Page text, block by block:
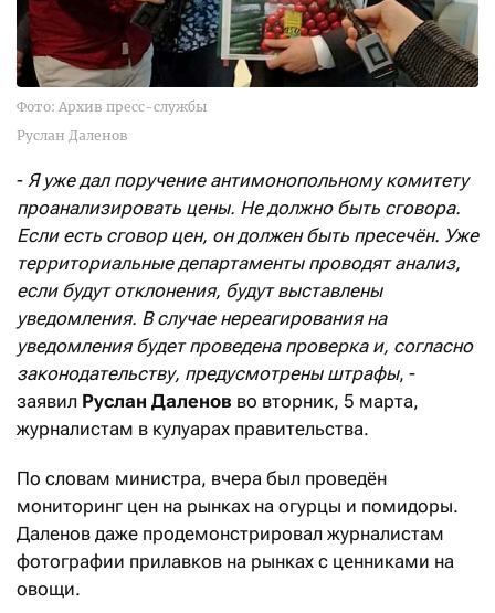
Фото: Архив пресс-службы
Руслан Даленов
- Я уже дал поручение антимонопольному комитету
проанализировать цены. Не должно быть сговора.
Если есть сговор цен, он должен быть пресечён. Уже
территориальные департаменты проводят анализ,
если будут отклонения, будут выставлены
уведомления. В случае нереагирования на
уведомления будет проведена проверка и, согласно
законодательству, предусмотрены штрафы, -
заявил Руслан Даленов во вторник, 5 марта,
журналистам в кулуарах правительства.
По словам министра, вчера был проведён
мониторинг цен на рынках на огурцы и помидоры.
Даленов даже продемонстрировал журналистам
фотографии прилавков на рынках с ценниками на
овощи.